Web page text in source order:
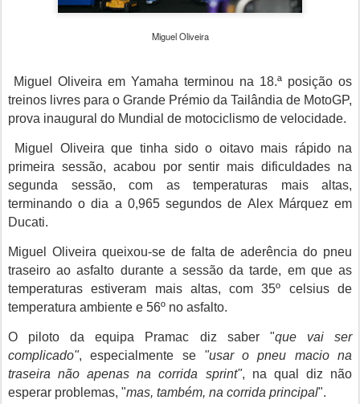
Miguel Oliveira
Miguel Oliveira em Yamaha terminou na 18.ª posição os
treinos livres para o Grande Prémio da Tailândia de MotoGP,
prova inaugural do Mundial de motociclismo de velocidade.
Miguel Oliveiraque tinha sido o oitavo mais rápido na
primeira sessão, acabou por sentir mais dificuldades na
segunda sessão, com as temperaturas mais altas,
terminando o dia a 0,965 segundos de Alex Márquez em
Ducati.
Miguel Oliveira queixou-se de falta de aderência do pneu
traseiro ao asfalto durante a sessão da tarde, em que as
temperaturas estiveram mais altas, com 35º celsius de
temperatura ambiente e 56º no asfalto.
O piloto da equipa Pramac diz saber "que vai ser
complicado", especialmente se "usar o pneu macio na
traseira não apenas na corrida sprint", na qual diz não
esperar problemas, "mas, também, na corrida principal".